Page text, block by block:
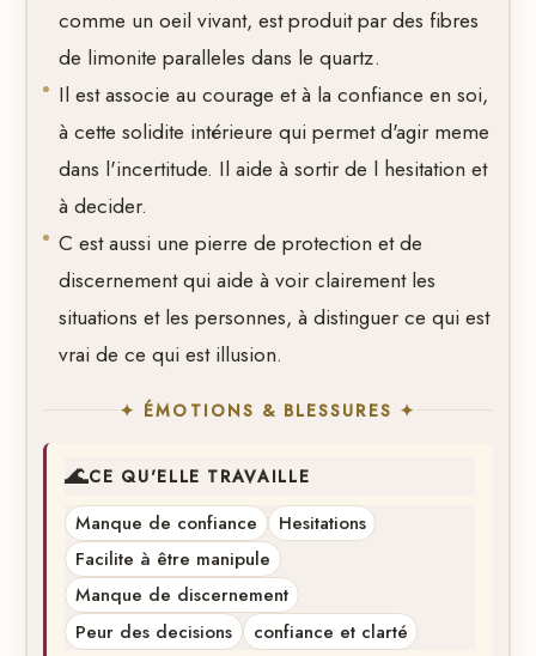
comme un oeil vivant, est produit par des fibres
de limonite paralleles dans le quartz.
Il est associe au courage et à la confiance en soi,
à cette solidite intérieure qui permet d'agir meme
dans l'incertitude. Il aide à sortir de l hesitation et
à decider.
C est aussi une pierre de protection et de
discernement qui aide à voir clairement les
situations et les personnes, à distinguer ce qui est
vrai de ce qui est illusion.
✦ ÉMOTIONS & BLESSURES ✦
🌊CE QU'ELLE TRAVAILLE
Manque de confiance
Hesitations
Facilite à être manipule
Manque de discernement
Peur des decisions
confiance et clarté